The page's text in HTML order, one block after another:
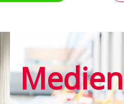
Medien